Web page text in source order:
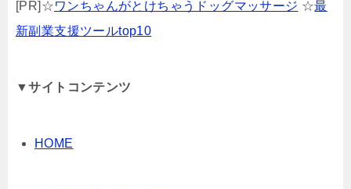
[PR]☆ワンちゃんがとけちゃうドッグマッサージ ☆最
新副業支援ツールtop10
▼サイトコンテンツ
HOME